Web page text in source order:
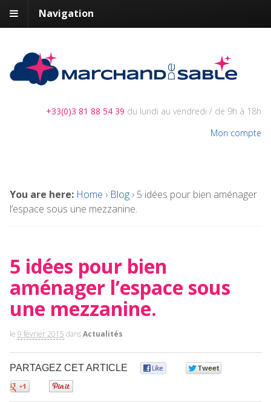
Navigation
+33(0)3 81 88 54 39 du lundi au vendredi / de 9h à 18h
Mon compte
You are here: Home › Blog › 5 idées pour bien aménager
l’espace sous une mezzanine.
5 idées pour bien
aménager l’espace sous
une mezzanine.
le 9 février 2015 dansActualités
PARTAGEZ CET ARTICLE